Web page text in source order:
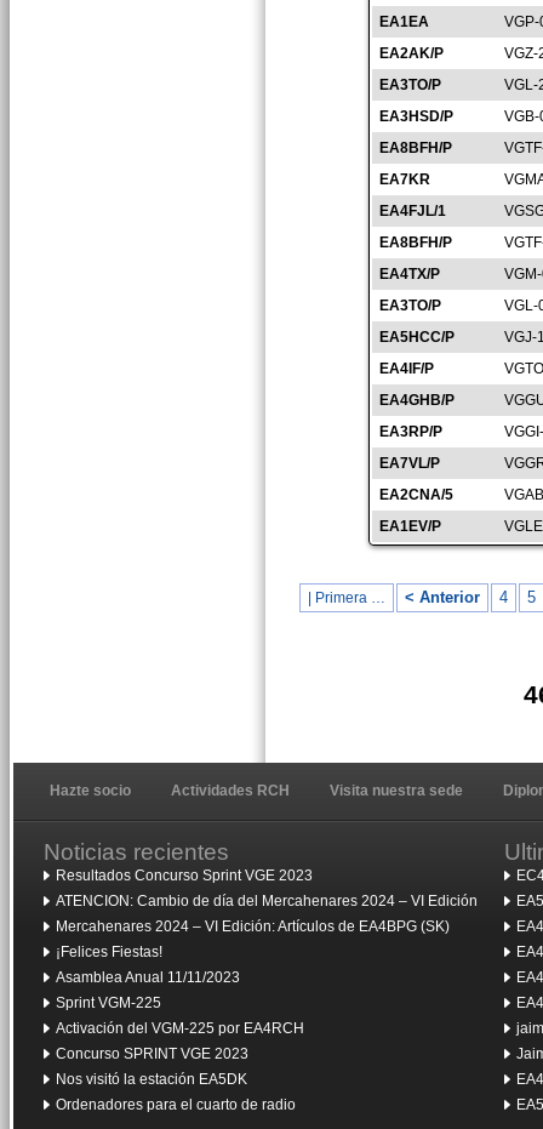
EA1EA
EA2AK/P
VGZ-
EA3TO/P
VGL-
EA3HSD/P
EA8BFH/P
EA7KR
EA4FJL/1
EA8BFH/P
EA4TX/P
EA3TO/P
VGL-
EA5HCC/P
VGJ-
EA4IF/P
EA4GHB/P
EA3RP/P
EA7VL/P
EA2CNA/5
EA1EV/P
| Primera … < Anterior 4 5
Hazte socio Actividades RCH Visita nuestra sede
Noticias recientes
Resultados Concurso Sprint VGE 2023
ATENCION: Cambio de día del Mercahenares 2024 – VI Edición
Mercahenares 2024 – VI Edición: Artículos de EA4BPG (SK)
¡Felices Fiestas!
Asamblea Anual 11/11/2023
Sprint VGM-225
Activación del VGM-225 por EA4RCH
Concurso SPRINT VGE 2023
Nos visitó la estación EA5DK
Ordenadores para el cuarto de radio